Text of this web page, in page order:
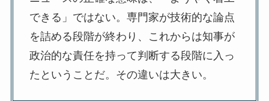
できる」ではない。専門家が技術的な論点
を詰める段階が終わり、これからは知事が
政治的な責任を持って判断する段階に入っ
たということだ。その違いは大きい。